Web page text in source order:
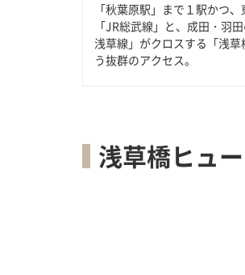
「秋葉原駅」まで１駅かつ
「JR総武線」と、成田・羽
浅草線」がクロスする「浅
う抜群のアクセス。
浅草橋ヒュ